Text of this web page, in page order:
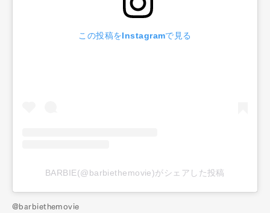
この投稿をInstagramで見る
BARBIE(@barbiethemovie)がシェアした投稿
@barbiethemovie